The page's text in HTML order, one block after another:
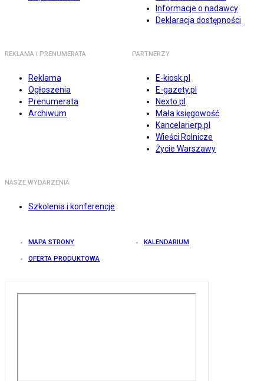
Informacje o nadawcy
Deklaracja dostępności
REKLAMA I PRENUMERATA
Reklama
Ogłoszenia
Prenumerata
Archiwum
PARTNERZY
E-kiosk.pl
E-gazety.pl
Nexto.pl
Mała księgowość
Kancelarierp.pl
Wieści Rolnicze
Życie Warszawy
NASZE WYDARZENIA
Szkolenia i konferencje
MAPA STRONY KALENDARIUM
OFERTA PRODUKTOWA